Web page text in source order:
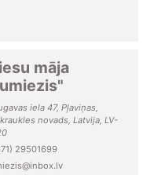
māja
iela 47, Pļaviņas,
novads, Latvija, LV-
29501699